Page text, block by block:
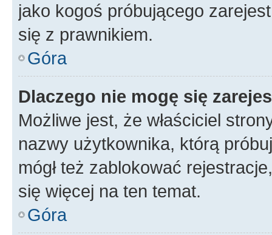
jako kogoś próbującego
się z prawnikiem.
Góra
Dlaczego nie mogę się
Możliwe jest, że właściciel
nazwy użytkownika, którą
mógł też zablokować
się więcej na ten temat.
Góra